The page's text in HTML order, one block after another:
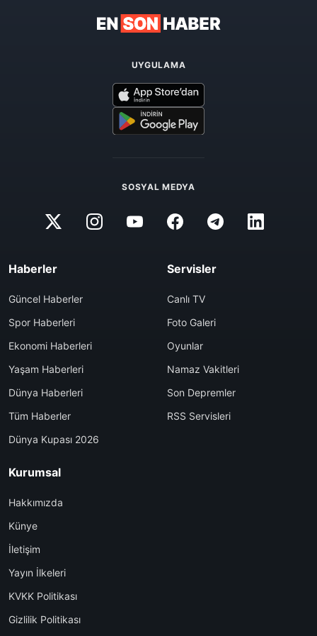
UYGULAMA
SOSYAL MEDYA
Haberler
Güncel Haberler
Spor Haberleri
Ekonomi Haberleri
Yaşam Haberleri
Dünya Haberleri
Tüm Haberler
Dünya Kupası 2026
Servisler
Canlı TV
Foto Galeri
Oyunlar
Namaz Vakitleri
Son Depremler
RSS Servisleri
Kurumsal
Hakkımızda
Künye
İletişim
Yayın İlkeleri
KVKK Politikası
Gizlilik Politikası